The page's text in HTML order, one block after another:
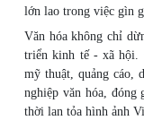
lớn lao trong việc gìn
Văn hóa không chỉ
triển kinh tế - xã hội.
mỹ thuật, quảng cáo,
nghiệp văn hóa, đóng
thời lan tỏa hình ảnh